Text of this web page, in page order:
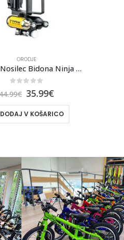
ORODJE
Klešče FORCE Za Verigo, Multifunkcijske
11.99€
DODAJ V KOŠARICO